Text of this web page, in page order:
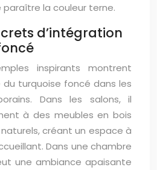
la couleur terne.
d’intégration
inspirants montrent
du turquoise foncé dans les
Dans les salons, il
à des meubles en bois
créant un espace à
Dans une chambre
une ambiance apaisante